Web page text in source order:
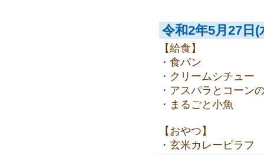
令和2年5月27日(
【給食】
・食パン
・クリームシチュー
・アスパラとコーン
・まるごと小魚
【おやつ】
・玄米カレーピラフ